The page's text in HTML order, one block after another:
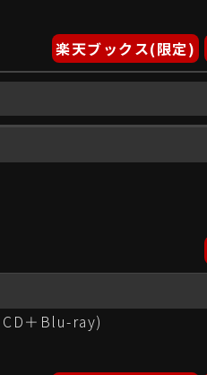
楽天ブックス(限定)
CD＋Blu-ray)